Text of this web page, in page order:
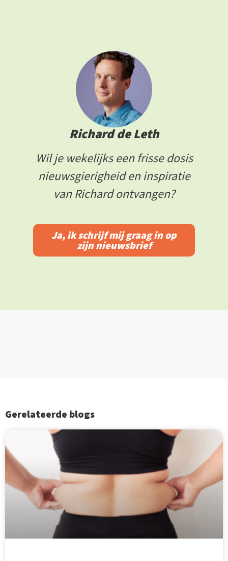
Richard de Leth
Wil je wekelijks een frisse dosis
nieuwsgierigheid en inspiratie
van Richard ontvangen?
Ja, ik schrijf mij graag in op
zijn nieuwsbrief
Gerelateerde blogs